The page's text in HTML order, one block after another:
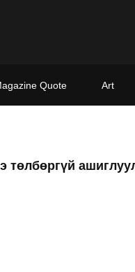
Quote Art
төлбөргүй